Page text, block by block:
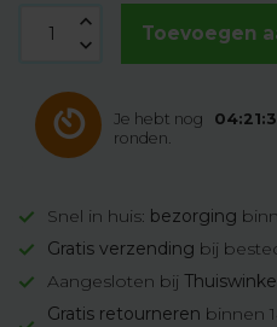
Toevoegen
Je hebt nog
ronden.
Snel in huis: bezorging
Gratis verzending bij
Aangesloten bij
Gratis retourneren binnen